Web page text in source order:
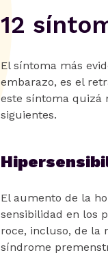
12
El síntoma más
embarazo, es el
este síntoma quizá
siguientes.
El aumento de la
sensibilidad en los
roce, incluso, de la
síndrome